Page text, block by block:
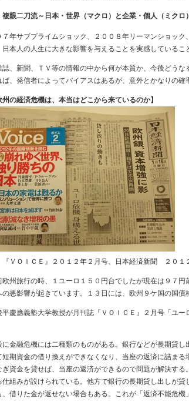
複眼二刀流～日本・世界（マクロ）と企業・個人（ミクロ
７年サブプライムショック、２００８年リーマンショッ
日本人の人生に大きな影響を与えることを実感しているこ
誌、新聞、ＴＶ等の情報の中から何が本質か、今後どう
ば、発信者によってバイアスはあるが、意外とかなりの確
州の経済危機は、本当はどこから来ているのか】
ＶＯＩＣＥ』２０１２年２月号、日本経済新聞 ２０１
欧州旅行の時、１ユーロ１５０円台でしたが現在は９７
の悪影響が起きています。１３日には、欧州９ケ国の国債
平慶應義塾大学教授が月刊誌『ＶＯＩＣＥ』２月号「ユ
に金融危機には二種類のものがある。銀行などが長期貸
短期資金の借り換えができなくなり、当座の返済に詰ま
ぎ資金を貸せば、当座の返済ができるので問題が解決す
仕組みが設けられている。他方で銀行の長期貸し出しが
、借りた金が返せない場合もある。これが「返済不能危機